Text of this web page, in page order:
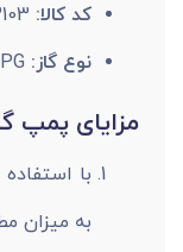
کد کالا:
نوع گاز:
مزایای پمپ
با
به میزان